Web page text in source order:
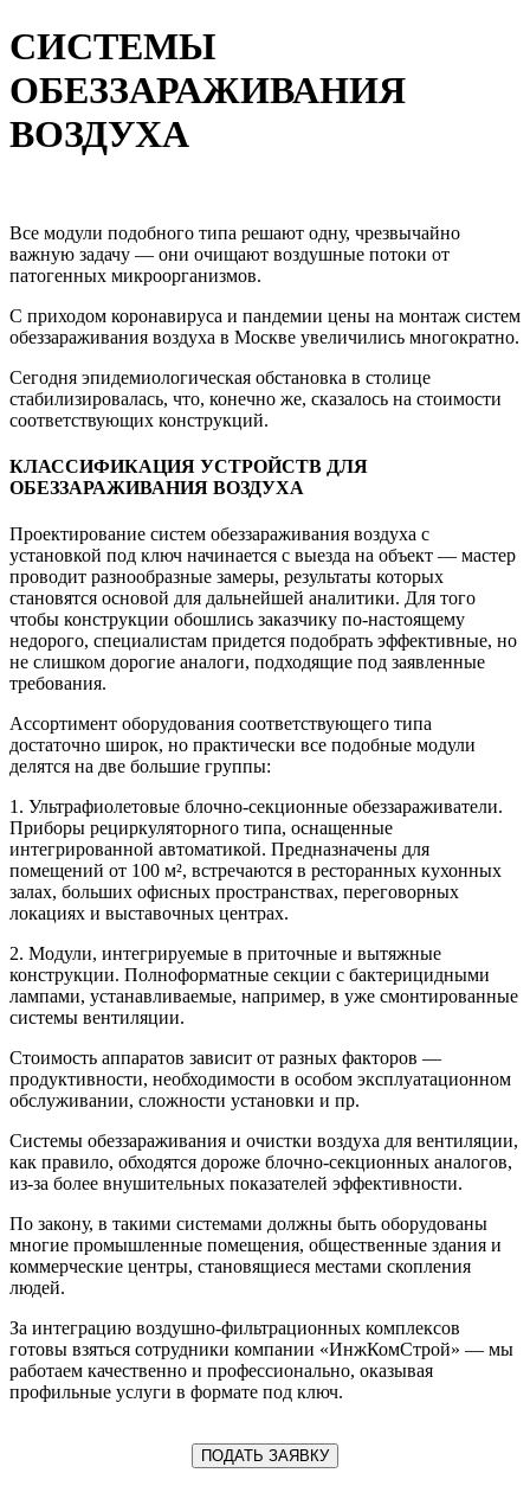
СИСТЕМЫ
ОБЕЗЗАРАЖИВАНИЯ
ВОЗДУХА
Все модули подобного типа решают одну, чрезвычайно
важную задачу — они очищают воздушные потоки от
патогенных микроорганизмов.
С приходом коронавируса и пандемии цены на монтаж систем
обеззараживания воздуха в Москве увеличились многократно.
Сегодня эпидемиологическая обстановка в столице
стабилизировалась, что, конечно же, сказалось на стоимости
соответствующих конструкций.
КЛАССИФИКАЦИЯ УСТРОЙСТВ ДЛЯ
ОБЕЗЗАРАЖИВАНИЯ ВОЗДУХА
Проектирование систем обеззараживания воздуха с
установкой под ключ начинается с выезда на объект — мастер
проводит разнообразные замеры, результаты которых
становятся основой для дальнейшей аналитики. Для того
чтобы конструкции обошлись заказчику по-настоящему
недорого, специалистам придется подобрать эффективные, но
не слишком дорогие аналоги, подходящие под заявленные
требования.
Ассортимент оборудования соответствующего типа
достаточно широк, но практически все подобные модули
делятся на две большие группы:
1. Ультрафиолетовые блочно-секционные обеззараживатели.
Приборы рециркуляторного типа, оснащенные
интегрированной автоматикой. Предназначены для
помещений от 100 м², встречаются в ресторанных кухонных
залах, больших офисных пространствах, переговорных
локациях и выставочных центрах.
2. Модули, интегрируемые в приточные и вытяжные
конструкции. Полноформатные секции с бактерицидными
лампами, устанавливаемые, например, в уже смонтированные
системы вентиляции.
Стоимость аппаратов зависит от разных факторов —
продуктивности, необходимости в особом эксплуатационном
обслуживании, сложности установки и пр.
Системы обеззараживания и очистки воздуха для вентиляции,
как правило, обходятся дороже блочно-секционных аналогов,
из-за более внушительных показателей эффективности.
По закону, в такими системами должны быть оборудованы
многие промышленные помещения, общественные здания и
коммерческие центры, становящиеся местами скопления
людей.
За интеграцию воздушно-фильтрационных комплексов
готовы взяться сотрудники компании «ИнжКомСтрой» — мы
работаем качественно и профессионально, оказывая
профильные услуги в формате под ключ.
ПОДАТЬ ЗАЯВКУ